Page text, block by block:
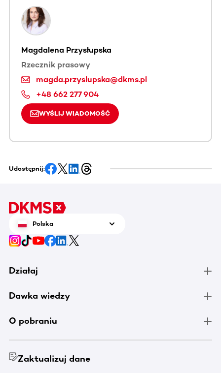
Magdalena Przysłupska
Rzecznik prasowy
magda.przyslupska@dkms.pl
+48 662 277 904
WYŚLIJ WIADOMOŚĆ
Udostępnij:
Polska
Działaj
Dawka wiedzy
O pobraniu
Zaktualizuj dane